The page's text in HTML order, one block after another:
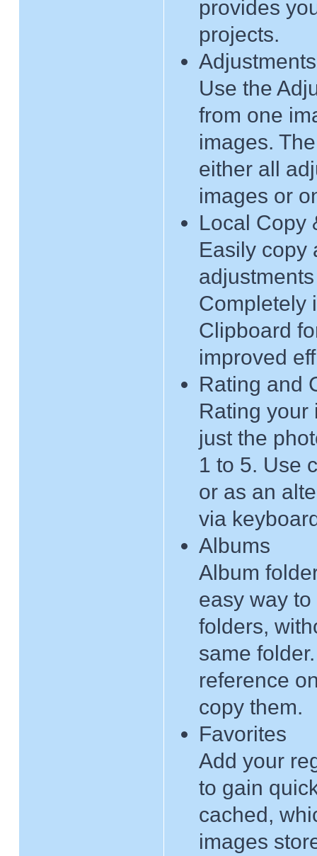
provides
projects.
Use the
from one
images.
either all
images or
Local Copy
Easily copy
Completely
Clipboard
improved
Rating and
Rating your
just the
1 to 5. Use
or as an
via
Albums
Album
easy way
folders,
same
reference
copy them.
Favorites
Add your
to gain
cached,
images